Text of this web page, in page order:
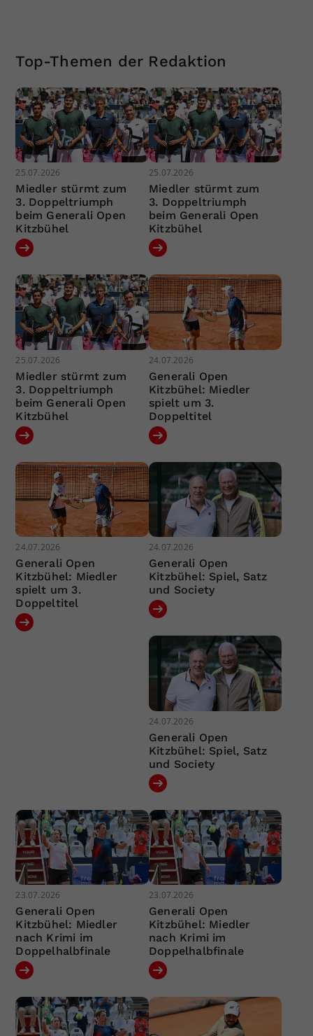
Top-Themen der Redaktion
25.07.2026
Miedler stürmt zum
3. Doppeltriumph
beim Generali Open
Kitzbühel
25.07.2026
Miedler stürmt zum
3. Doppeltriumph
beim Generali Open
Kitzbühel
25.07.2026
Miedler stürmt zum
3. Doppeltriumph
beim Generali Open
Kitzbühel
24.07.2026
Generali Open
Kitzbühel: Miedler
spielt um 3.
Doppeltitel
24.07.2026
Generali Open
Kitzbühel: Miedler
spielt um 3.
Doppeltitel
24.07.2026
Generali Open
Kitzbühel: Spiel, Satz
und Society
24.07.2026
Generali Open
Kitzbühel: Spiel, Satz
und Society
23.07.2026
Generali Open
Kitzbühel: Miedler
nach Krimi im
Doppelhalbfinale
23.07.2026
Generali Open
Kitzbühel: Miedler
nach Krimi im
Doppelhalbfinale